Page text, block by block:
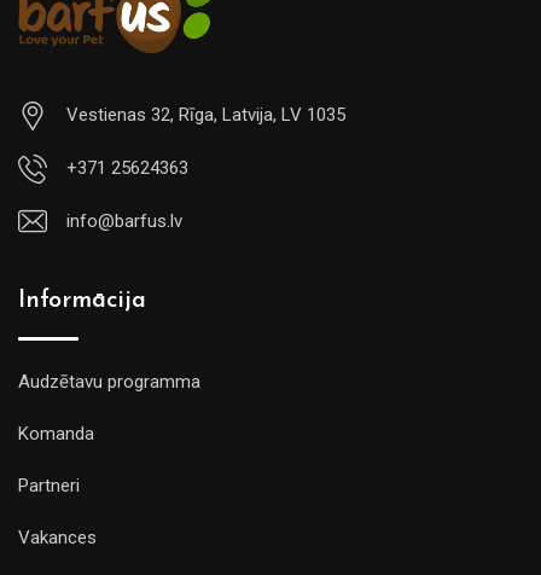
Vestienas 32, Rīga, Latvija, LV 1035
+371 25624363
info@barfus.lv
Informācija
Audzētavu programma
Komanda
Partneri
Vakances